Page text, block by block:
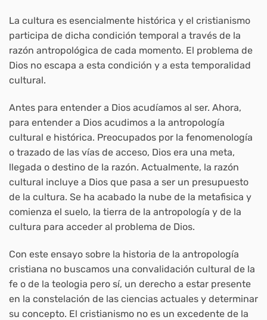
La cultura es esencialmente histórica y el cristianismo
participa de dicha condición temporal a través de la
razón antropológica de cada momento. El problema de
Dios no escapa a esta condición y a esta temporalidad
cultural.
Antes para entender a Dios acudíamos al ser. Ahora,
para entender a Dios acudimos a la antropología
cultural e histórica. Preocupados por la fenomenología
o trazado de las vías de acceso, Dios era una meta,
llegada o destino de la razón. Actualmente, la razón
cultural incluye a Dios que pasa a ser un presupuesto
de la cultura. Se ha acabado la nube de la metafisica y
comienza el suelo, la tierra de la antropología y de la
cultura para acceder al problema de Dios.
Con este ensayo sobre la historia de la antropología
cristiana no buscamos una convalidación cultural de la
fe o de la teologia pero sí, un derecho a estar presente
en la constelación de las ciencias actuales y determinar
su concepto. El cristianismo no es un excedente de la